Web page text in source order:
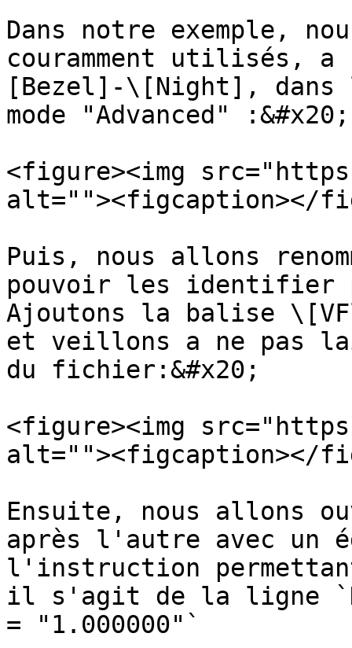
Dans notre exemple,
couramment utilisés,
[Bezel]-\[Night], dans
mode "Advanced" :&#x20;
<figure><img
alt=""><figcaption></
Puis, nous allons
pouvoir les identifier
Ajoutons la balise
et veillons a ne pas
du fichier:&#x20;
<figure><img
alt=""><figcaption></
Ensuite, nous allons
après l'autre avec un
l'instruction
il s'agit de la ligne
= "1.000000"`